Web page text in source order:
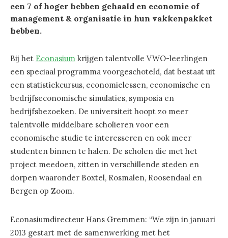
een 7 of hoger hebben gehaald en economie of
management & organisatie in hun vakkenpakket
hebben.
Bij het Econasium krijgen talentvolle VWO-leerlingen
een speciaal programma voorgeschoteld, dat bestaat uit
een statistiekcursus, economielessen, economische en
bedrijfseconomische simulaties, symposia en
bedrijfsbezoeken. De universiteit hoopt zo meer
talentvolle middelbare scholieren voor een
economische studie te interesseren en ook meer
studenten binnen te halen. De scholen die met het
project meedoen, zitten in verschillende steden en
dorpen waaronder Boxtel, Rosmalen, Roosendaal en
Bergen op Zoom.
Econasiumdirecteur Hans Gremmen: “We zijn in januari
2013 gestart met de samenwerking met het